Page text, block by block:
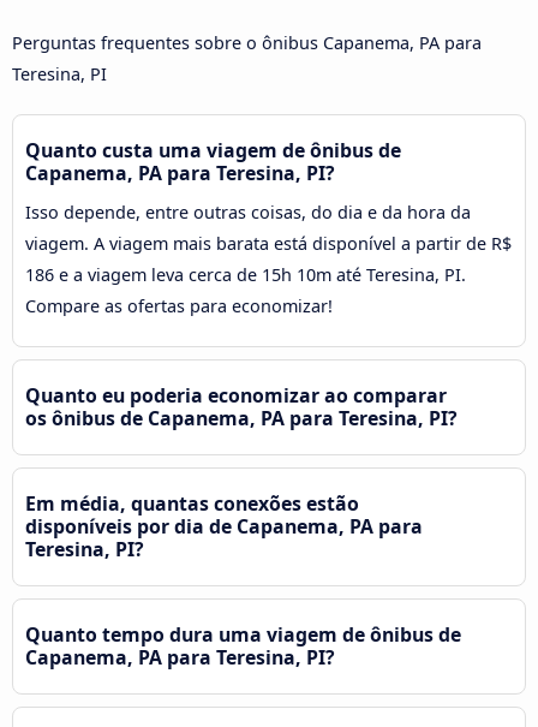
Perguntas frequentes sobre o ônibus Capanema, PA para
Teresina, PI
Quanto custa uma viagem de ônibus de
Capanema, PA para Teresina, PI?
Isso depende, entre outras coisas, do dia e da hora da
viagem. A viagem mais barata está disponível a partir de R$
186 e a viagem leva cerca de 15h 10m até Teresina, PI.
Compare as ofertas para economizar!
Quanto eu poderia economizar ao comparar
os ônibus de Capanema, PA para Teresina, PI?
Em média, quantas conexões estão
disponíveis por dia de Capanema, PA para
Teresina, PI?
Quanto tempo dura uma viagem de ônibus de
Capanema, PA para Teresina, PI?